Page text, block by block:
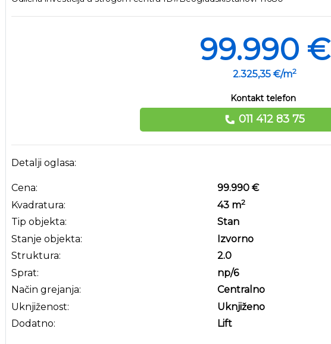
99.990 €
2.325,35 €/m2
Kontakt telefon
011 412 83 75
Detalji oglasa:
Cena:
Kvadratura:
Tip objekta:
Stanje objekta:
Struktura:
Sprat:
Način grejanja:
Uknjiženost:
Dodatno:
99.990 €
43m2
Stan
Izvorno
2.0
np/6
Centralno
Uknjiženo
Lift